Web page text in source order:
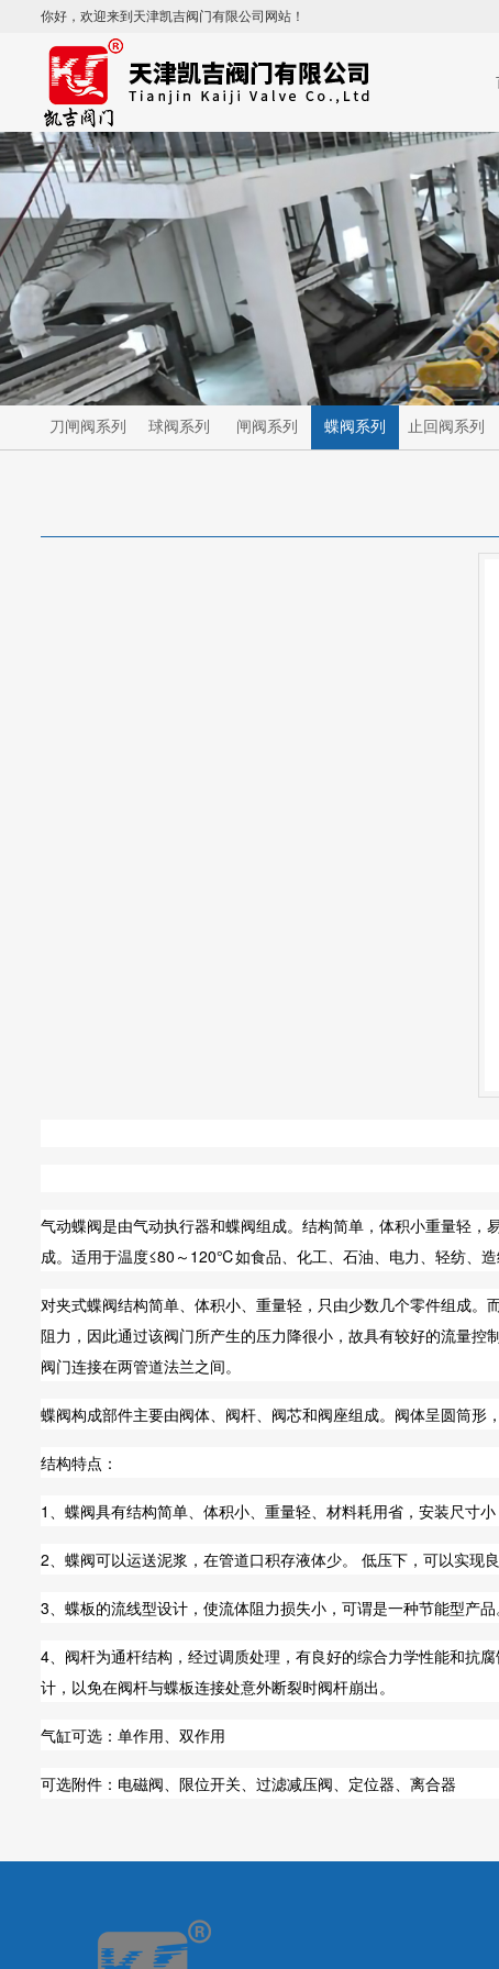
你好，欢迎来到天津凯吉阀门有限公司网站！
刀闸阀系列 球阀系列 闸阀系列 蝶阀系列 止回阀系列
气动蝶阀是由气动执行器和蝶阀组成。结构简单，体积小重量轻
成。适用于温度≤80～120℃如食品、化工、石油、电力、轻纺、
对夹式蝶阀结构简单、体积小、重量轻，只由少数几个零件组成
阻力，因此通过该阀门所产生的压力降很小，故具有较好的流量
阀门连接在两管道法兰之间。
蝶阀构成部件主要由阀体、阀杆、阀芯和阀座组成。阀体呈圆筒形
结构特点：
1、蝶阀具有结构简单、体积小、重量轻、材料耗用省，安装尺寸
2、蝶阀可以运送泥浆，在管道口积存液体少。 低压下，可以实现
3、蝶板的流线型设计，使流体阻力损失小，可谓是一种节能型产品
4、阀杆为通杆结构，经过调质处理，有良好的综合力学性能和抗
计，以免在阀杆与蝶板连接处意外断裂时阀杆崩出。
气缸可选：单作用、双作用
可选附件：电磁阀、限位开关、过滤减压阀、定位器、离合器